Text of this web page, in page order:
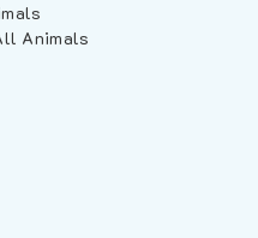
Animals